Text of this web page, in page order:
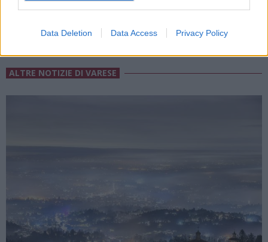
Data Deletion Data Access Privacy Policy
ALTRE NOTIZIE DI VARESE